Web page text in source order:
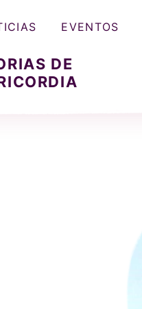
DE
EVENTOS